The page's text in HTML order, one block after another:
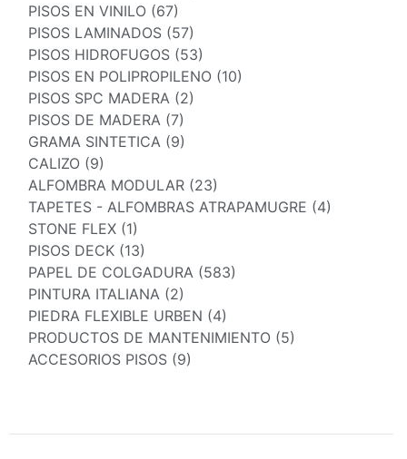
PISOS EN VINILO (67)
PISOS LAMINADOS (57)
PISOS HIDROFUGOS (53)
PISOS EN POLIPROPILENO (10)
PISOS SPC MADERA (2)
PISOS DE MADERA (7)
GRAMA SINTETICA (9)
CALIZO (9)
ALFOMBRA MODULAR (23)
TAPETES - ALFOMBRAS ATRAPAMUGRE (4)
STONE FLEX (1)
PISOS DECK (13)
PAPEL DE COLGADURA (583)
PINTURA ITALIANA (2)
PIEDRA FLEXIBLE URBEN (4)
PRODUCTOS DE MANTENIMIENTO (5)
ACCESORIOS PISOS (9)